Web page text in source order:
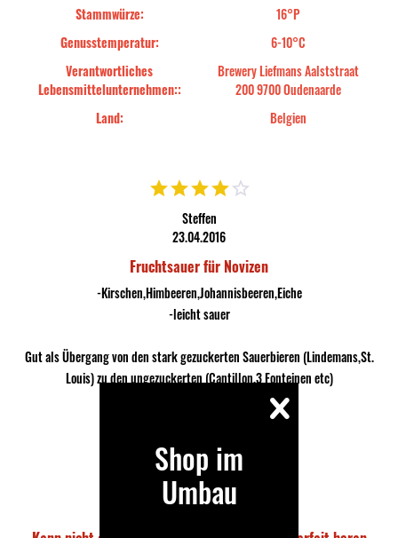
Stammwürze:
16°P
Genusstemperatur:
6-10°C
Verantwortliches
Lebensmittelunternehmen::
Brewery Liefmans Aalststraat
200 9700 Oudenaarde
Land:
Belgien
Steffen
23.04.2016
Fruchtsauer für Novizen
-Kirschen,Himbeeren,Johannisbeeren,Eiche
-leicht sauer
Gut als Übergang von den stark gezuckerten Sauerbieren (Lindemans,St.
Louis) zu den ungezuckerten (Cantillon,3 Fonteinen etc)
Fallaway
15.12.2015
Shop im
Umbau